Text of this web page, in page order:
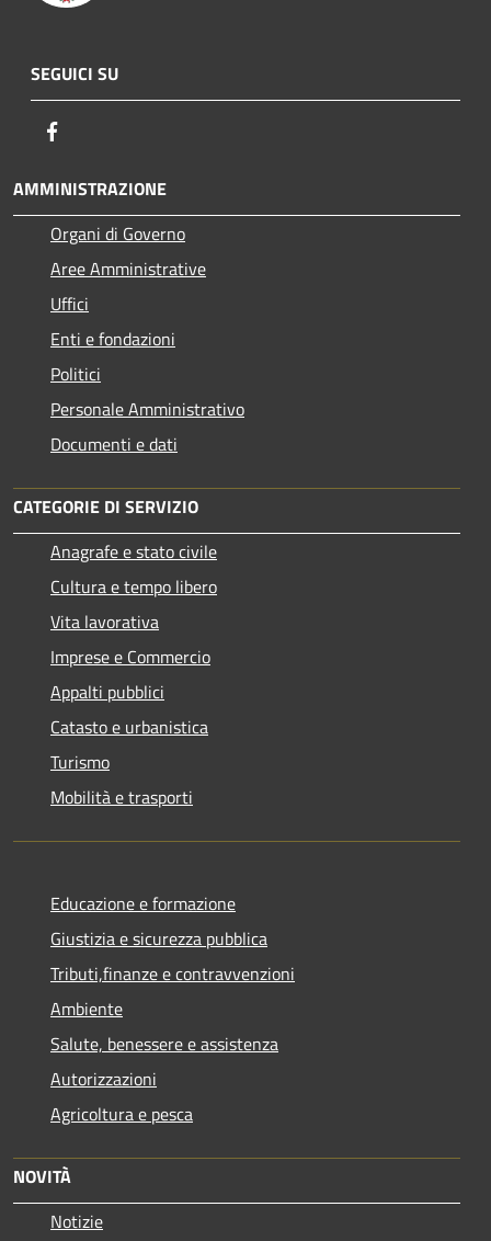
SEGUICI SU
AMMINISTRAZIONE
Organi di Governo
Aree Amministrative
Uffici
Enti e fondazioni
Politici
Personale Amministrativo
Documenti e dati
CATEGORIE DI SERVIZIO
Anagrafe e stato civile
Cultura e tempo libero
Vita lavorativa
Imprese e Commercio
Appalti pubblici
Catasto e urbanistica
Turismo
Mobilità e trasporti
Educazione e formazione
Giustizia e sicurezza pubblica
Tributi,finanze e contravvenzioni
Ambiente
Salute, benessere e assistenza
Autorizzazioni
Agricoltura e pesca
NOVITÀ
Notizie